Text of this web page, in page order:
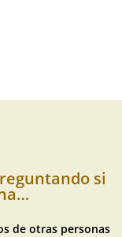
si
de otras personas